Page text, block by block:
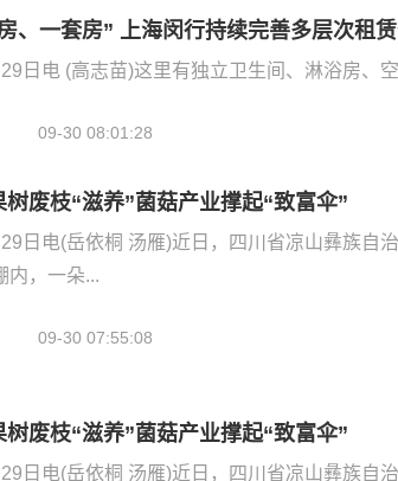
、一套房” 上海闵行持续完善多层次租
日电 (高志苗)这里有独立卫生间、淋浴房、
09-30 08:01:28
树废枝“滋养”菌菇产业撑起“致富伞”
日电(岳依桐 汤雁)近日，四川省凉山彝族自
内，一朵...
09-30 07:55:08
树废枝“滋养”菌菇产业撑起“致富伞”
日电(岳依桐 汤雁)近日，四川省凉山彝族自